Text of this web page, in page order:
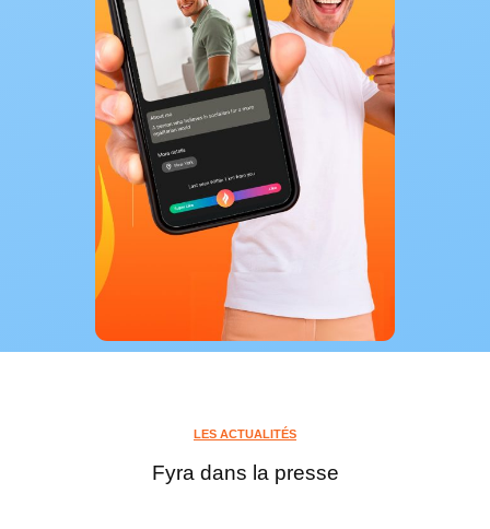
LES ACTUALITÉS
Fyra dans la presse